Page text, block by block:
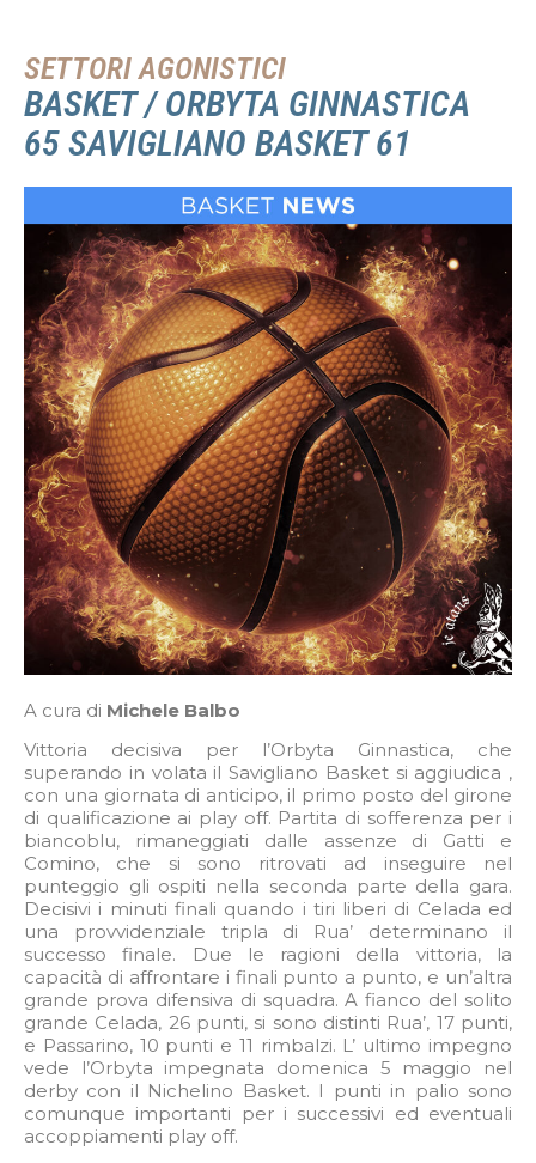
SETTORI AGONISTICI
BASKET / ORBYTA GINNASTICA
65 SAVIGLIANO BASKET 61
A cura di Michele Balbo
Vittoria decisiva per l’Orbyta Ginnastica, che
superando in volata il Savigliano Basket si aggiudica ,
con una giornata di anticipo, il primo posto del girone
di qualificazione ai play off. Partita di sofferenza per i
biancoblu, rimaneggiati dalle assenze di Gatti e
Comino, che si sono ritrovati ad inseguire nel
punteggio gli ospiti nella seconda parte della gara.
Decisivi i minuti finali quando i tiri liberi di Celada ed
una provvidenziale tripla di Rua’ determinano il
successo finale. Due le ragioni della vittoria, la
capacità di affrontare i finali punto a punto, e un’altra
grande prova difensiva di squadra. A fianco del solito
grande Celada, 26 punti, si sono distinti Rua’, 17 punti,
e Passarino, 10 punti e 11 rimbalzi. L’ ultimo impegno
vede l’Orbyta impegnata domenica 5 maggio nel
derby con il Nichelino Basket. I punti in palio sono
comunque importanti per i successivi ed eventuali
accoppiamenti play off.